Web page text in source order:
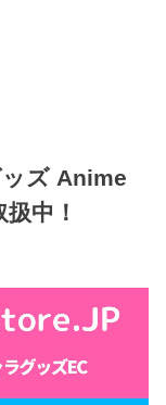
ズ Anime
中！